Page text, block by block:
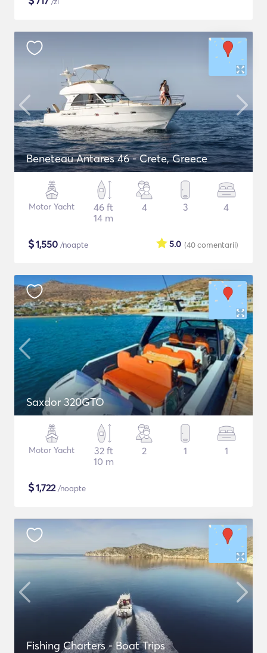
Beneteau Antares 46 - Crete, Greece
Motor Yacht
46 ft
14 m
4 3 4
$1,550 /noapte (40comentarii)
5.0
Saxdor 320GTO
Motor Yacht
32 ft
10 m
2 1 1
$1,722/noapte
Fishing Charters - Boat Trips